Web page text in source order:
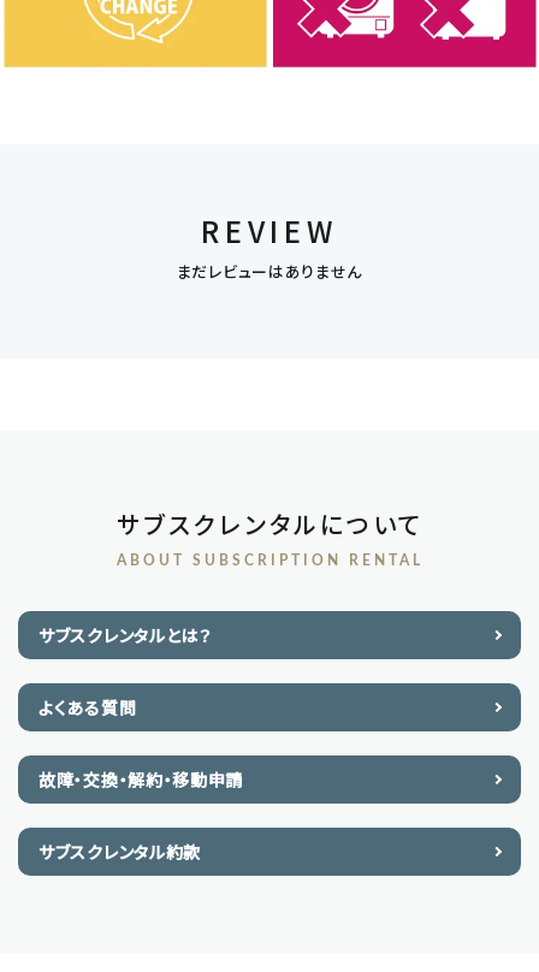
REVIEW
まだレビューはありません
サブスクレンタルについて
ABOUT SUBSCRIPTION RENTAL
サブスクレンタルとは？
よくある質問
故障・交換・解約・移動申請
サブスクレンタル約款